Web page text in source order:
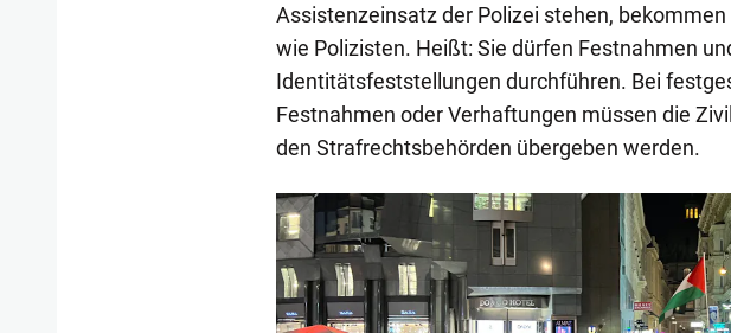
Assistenzeinsatz der Polizei stehen,
wie Polizisten. Heißt: Sie dürfen Festnahmen
Identitätsfeststellungen durchführen. Bei
Festnahmen oder Verhaftungen müssen die
den Strafrechtsbehörden übergeben werden.
1/15